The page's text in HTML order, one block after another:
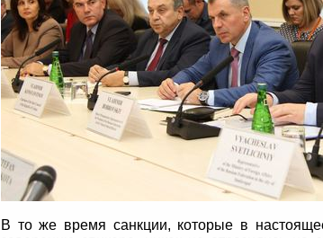
В то же время санкции, которые в